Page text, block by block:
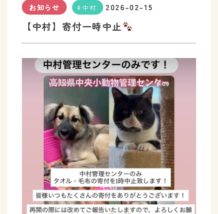
お知らせ 中村 2026-02-15
【中村】寄付一時中止